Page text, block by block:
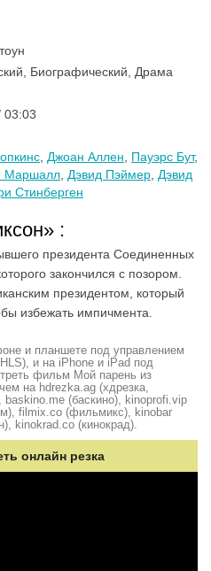
Биографический, Драма
03:03
Джоан Аллен Пауэрс Бут,
Маршалл Дэвид Пэймер Дэвид
Стинберген
:
президента Соединенных
закончился с позором.
президентом, который
избежать импичмента.
и планшете под управлением
и на iPhone и iPad под
фильм Мой парень из
на hdrezka.ag (хдрезка,
baskino.me (баскино), kinoprofi.vip
filmix.co (фильмикс), kinobar
kinokrad.сo (кинокрад).
онлайн резка